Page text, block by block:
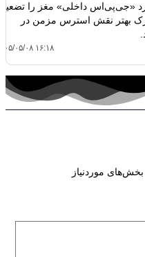
«جی‌پی‌اس داخلی» مغز را
درک بهتر نقش استرس مزمن در
۱۴۰۵/۰۵/۰۸
بخش‌های موردنیاز